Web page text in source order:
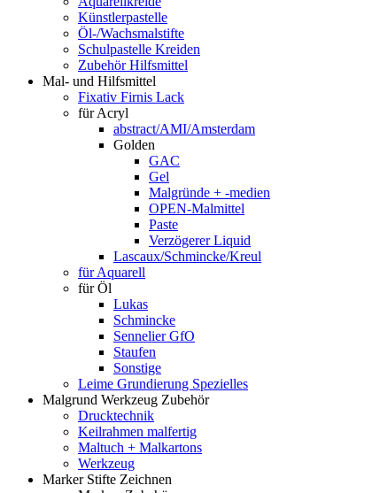
Künstlerpastelle
Öl-/Wachsmalstifte
Schulpastelle Kreiden
Zubehör Hilfsmittel
Mal- und Hilfsmittel
Fixativ Firnis Lack
für Acryl
abstract/AMI/Amsterdam
Golden
GAC
Gel
Malgründe + -medien
OPEN-Malmittel
Paste
Verzögerer Liquid
Lascaux/Schmincke/Kreul
für Aquarell
für Öl
Lukas
Schmincke
Sennelier GfO
Staufen
Sonstige
Leime Grundierung Spezielles
Malgrund Werkzeug Zubehör
Drucktechnik
Keilrahmen malfertig
Maltuch + Malkartons
Werkzeug
Marker Stifte Zeichnen